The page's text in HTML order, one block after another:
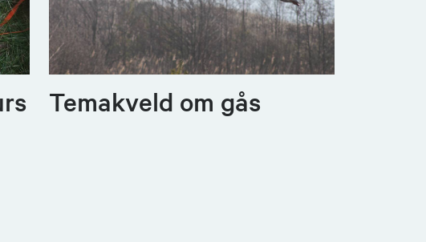
Temakveld om gås